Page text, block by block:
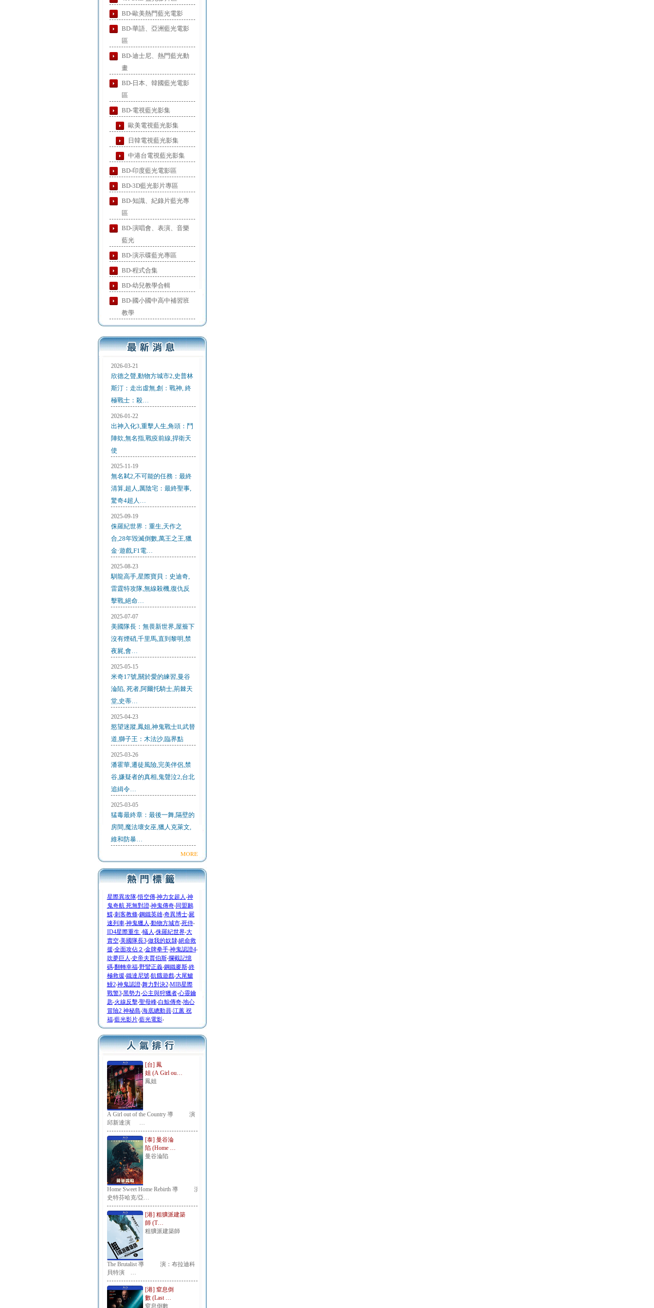
BD-歐美熱門藍光電影
BD-華語、亞洲藍光電影
區
BD-迪士尼、熱門藍光動
畫
BD-日本、韓國藍光電影
區
BD-電視藍光影集
歐美電視藍光影集
日韓電視藍光影集
中港台電視藍光影集
BD-印度藍光電影區
BD-3D藍光影片專區
BD-知識、紀錄片藍光專
區
BD-演唱會、表演、音樂
藍光
BD-演示碟藍光專區
BD-程式合集
BD-幼兒教學合輯
BD-國小國中高中補習班
教學
2026-03-21
欣德之聲,動物方城市2,史普林
斯汀：走出虛無,創：戰神, 終
極戰士：殺…
2026-01-22
出神入化3,重擊人生,角頭：鬥
陣欸,無名指,戰疫前線,捍衛天
使
2025-11-19
無名弒2,不可能的任務：最終
清算,超人,厲陰宅：最終聖事,
驚奇4超人…
2025-09-19
侏羅紀世界：重生,天作之
合,28年毀滅倒數,萬王之王,獵
金·遊戲,F1電…
2025-08-23
馴龍高手,星際寶貝：史迪奇,
雷霆特攻隊,無線殺機,復仇反
擊戰,絕命…
2025-07-07
美國隊長：無畏新世界,屋簷下
沒有煙硝,千里馬,直到黎明,禁
夜屍,會…
2025-05-15
米奇17號,關於愛的練習,曼谷
淪陷, 死者,阿爾托騎士,荊棘天
堂,史蒂…
2025-04-23
慾望迷蹤,鳳姐,神鬼戰士II,武替
道,獅子王：木法沙,臨界點
2025-03-26
潘霍華,遷徒風險,完美伴侶,禁
谷,嫌疑者的真相,鬼聲泣2,台北
追緝令…
2025-03-05
猛毒最終章：最後一舞,隔壁的
房間,魔法壞女巫,獵人克萊文,
維和防暴…
MORE
星際異攻隊‧悟空傳‧神力女超人 ‧神
鬼奇航 死無對證‧神鬼傳奇‧同盟鶼
鰈‧刺客教條‧鋼鐵英雄‧奇異博士‧屍
速列車‧神鬼獵人 ‧動物方城市‧死侍‧
ID4星際重生 ‧蟻人 ‧侏羅紀世界‧大
賣空‧美國隊長3‧做我的奴隸‧絕命救
援‧全面攻佔２ ‧金牌拳手‧神鬼認證4‧
吹夢巨人 ‧史帝夫賈伯斯‧攔截記憶
碼‧翻轉幸福‧野蠻正義‧鋼鐵麥斯‧終
極救援‧鐵達尼號‧飢餓遊戲‧大尾鱸
鰻2‧神鬼認證‧舞力對決2‧MIB星際
戰警3‧黑勢力‧公主與狩獵者‧心靈鑰
匙‧火線反擊‧聖母峰‧白鯨傳奇‧地心
冒險2 神秘島‧海底總動員‧江蕙 祝
福‧藍光影片‧藍光電影‧
[台] 鳳
姐 (A Girl ou…
鳳姐
A Girl out of the Country 導 演：
邱新達演 …
[泰] 曼谷淪
陷 (Home …
曼谷淪陷
Home Sweet Home Rebirth 導 演：
史特芬哈克/亞…
[港] 粗獷派建築
師 (T…
粗獷派建築師
The Brutalist 導 演：布拉迪科
貝特演 …
[港] 窒息倒
數 (Last …
窒息倒數